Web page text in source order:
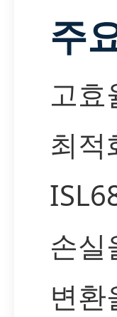
주
고효
최적
손실
변환